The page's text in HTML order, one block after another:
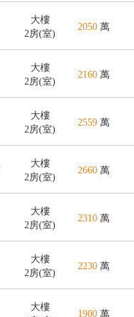
大樓
2房(室)
2050 萬
大樓
2房(室)
2160 萬
大樓
2房(室)
2559 萬
大樓
2房(室)
2660 萬
大樓
2房(室)
2310 萬
大樓
2房(室)
2230 萬
大樓
1900 萬